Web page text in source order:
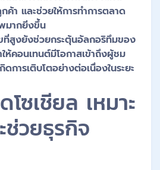
ค้า และช่วยให้การทำการตลาด
มากยิ่งขึ้น
ที่สูงยังช่วยกระตุ้นอัลกอริทึมของ
คอนเทนต์มีโอกาสเข้าถึงผู้ชม
การเติบโตอย่างต่อเนื่องในระยะ
ซเชียล เหมาะ
ช่วยธุรกิจ